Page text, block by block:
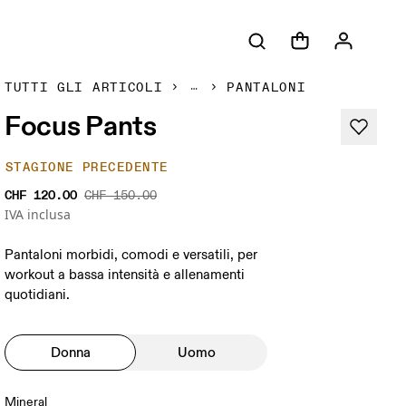
TUTTI GLI ARTICOLI PANTALONI
Focus Pants
STAGIONE PRECEDENTE
CHF 120.00 CHF 150.00
IVA inclusa
Pantaloni morbidi, comodi e versatili, per
workout a bassa intensità e allenamenti
quotidiani.
Donna Uomo
Mineral